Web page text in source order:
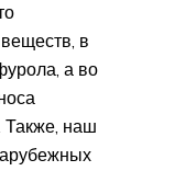
в
а во
Также, наш